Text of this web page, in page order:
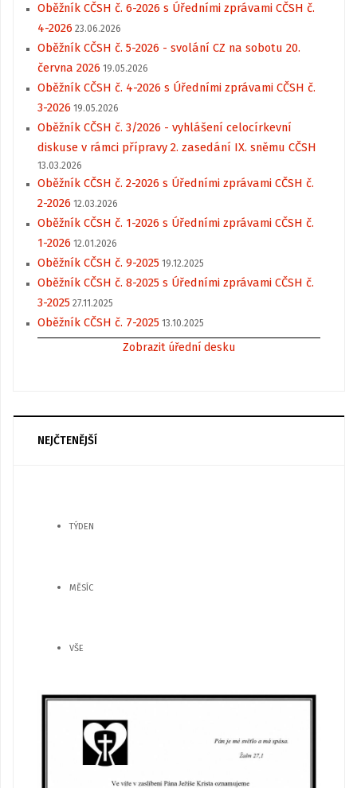
Oběžník CČSH č. 6-2026 s Úředními zprávami CČSH č.
4-2026 23.06.2026
Oběžník CČSH č. 5-2026 - svolání CZ na sobotu 20.
června 2026 19.05.2026
Oběžník CČSH č. 4-2026 s Úředními zprávami CČSH č.
3-2026 19.05.2026
Oběžník CČSH č. 3/2026 - vyhlášení celocírkevní
diskuse v rámci přípravy 2. zasedání IX. sněmu CČSH
13.03.2026
Oběžník CČSH č. 2-2026 s Úředními zprávami CČSH č.
2-2026 12.03.2026
Oběžník CČSH č. 1-2026 s Úředními zprávami CČSH č.
1-2026 12.01.2026
Oběžník CČSH č. 9-2025 19.12.2025
Oběžník CČSH č. 8-2025 s Úředními zprávami CČSH č.
3-2025 27.11.2025
Oběžník CČSH č. 7-2025 13.10.2025
Zobrazit úřední desku
NEJČTENĚJŠÍ
TÝDEN
MĚSÍC
VŠE